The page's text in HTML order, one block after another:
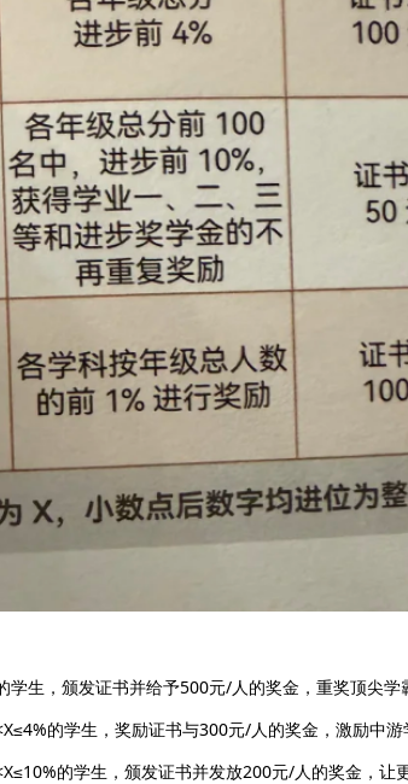
生，颁发证书并给予500元/人的奖金，重奖顶尖学
的学生，奖励证书与300元/人的奖金，激励中游
的学生，颁发证书并发放200元/人的奖金，让